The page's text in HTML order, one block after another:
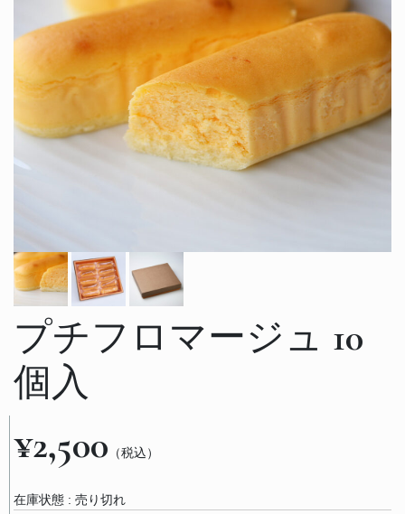
プチフロマージュ 10
個入
¥2,500 （税込）
在庫状態 : 売り切れ